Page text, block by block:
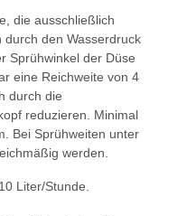
die ausschließlich
den Wasserdruck
Sprühwinkel der Düse
eine Reichweite von 4
durch die
reduzieren. Minimal
Bei Sprühweiten unter
werden.
Liter/Stunde.